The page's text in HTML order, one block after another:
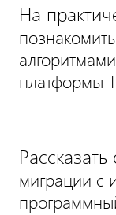
На
платформы
миграции с